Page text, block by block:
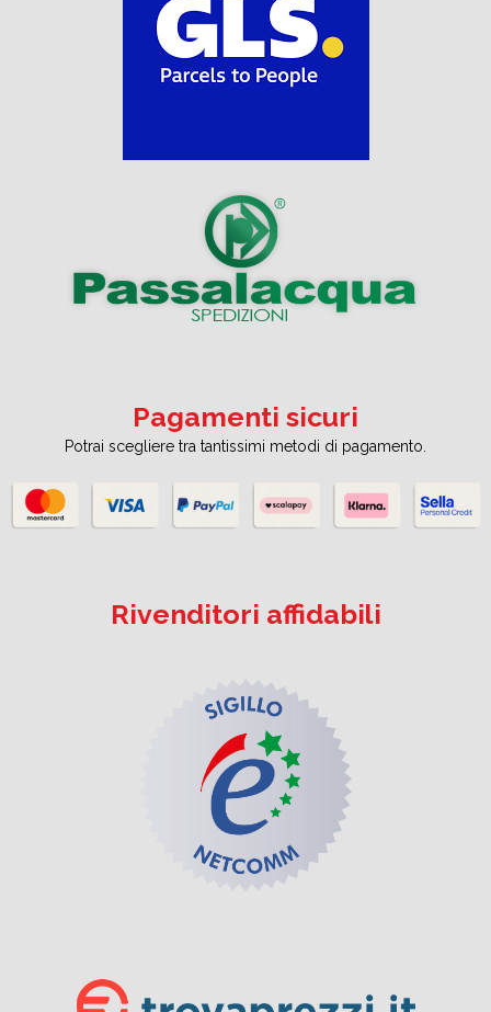
Pagamenti sicuri
Potrai scegliere tra tantissimi metodi di pagamento.
Rivenditori affidabili